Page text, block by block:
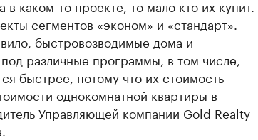
каком-то проекте, то мало кто их купит.
сегментов «эконом» и «стандарт».
быстровозводимые дома и
различные программы, в том числе,
быстрее, потому что их стоимость
однокомнатной квартиры в
Управляющей компании Gold Realty